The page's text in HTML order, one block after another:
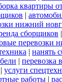
квартиры
|
нижний
сборщиков |
перевозки
| нанять
| перевозка
| услуги
работы |